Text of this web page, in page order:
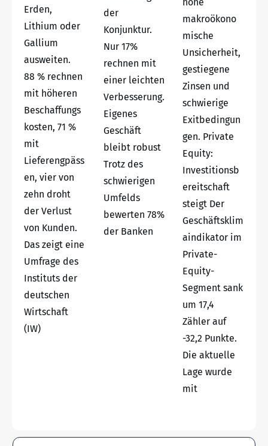
Erden,
Lithium oder
Gallium
ausweiten.
88 % rechnen
mit höheren
Beschaffungs
kosten, 71 %
mit
Lieferengpäss
en, vier von
zehn droht
der Verlust
von Kunden.
Das zeigt eine
Umfrage des
Instituts der
deutschen
Wirtschaft
(IW)
der
Konjunktur.
Nur 17%
rechnen mit
einer leichten
Verbesserung.
Eigenes
Geschäft
bleibt robust
Trotz des
schwierigen
Umfelds
bewerten 78%
der Banken
makroökono
mische
Unsicherheit,
gestiegene
Zinsen und
schwierige
Exitbedingun
gen. Private
Equity:
Investitionsb
ereitschaft
steigt Der
Geschäftsklim
aindikator im
Private-
Equity-
Segment sank
um 17,4
Zähler auf
-32,2 Punkte.
Die aktuelle
Lage wurde
mit